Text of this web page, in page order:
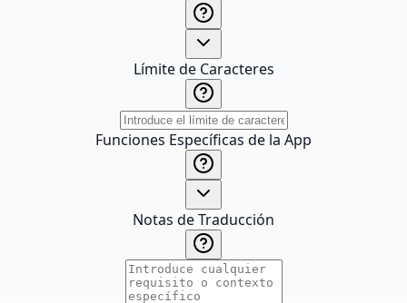
Límite de Caracteres
Funciones Específicas de la App
Notas de Traducción